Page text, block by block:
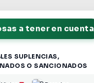
a tener en cuenta
SUPLENCIAS,
O SANCIONADOS